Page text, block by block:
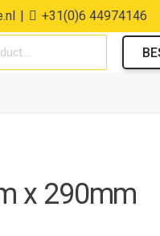
|
+31(0)6 44974146
x 290mm